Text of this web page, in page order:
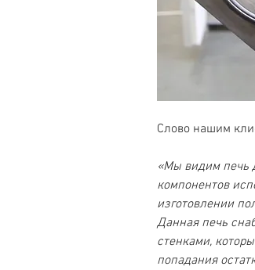
Слово нашим
«Мы видим печь
компонентов
изготовлении
Данная печь
стенками,
попадания